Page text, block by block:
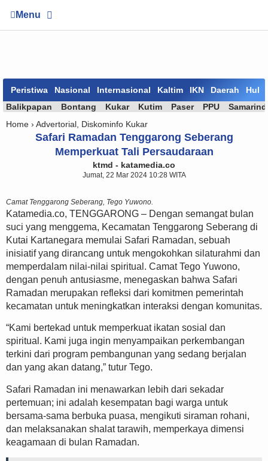
Menu
Peristiwa Nasional Internasional Kaltim IKN Daerah
Balikpapan
Bontang Kukar Kutim Paser PPU
Home › Advertorial Diskominfo Kukar
Safari Ramadan Tenggarong Seberang
Memperkuat Tali Persaudaraan
ktmd - katamedia.co
Jumat, 22 Mar 2024 10:28 WITA
Camat Tenggarong Seberang, Tego Yuwono.
Katamedia.co, TENGGARONG – Dengan semangat bulan
suci yang menggema, Kecamatan Tenggarong Seberang di
Kutai Kartanegara memulai Safari Ramadan, sebuah
inisiatif yang dirancang untuk mengokohkan silaturahmi dan
memperdalam nilai-nilai spiritual. Camat Tego Yuwono,
dengan penuh antusiasme, menegaskan bahwa Safari
Ramadan merupakan refleksi dari komitmen pemerintah
kecamatan untuk meningkatkan interaksi dengan komunitas.
“Kami bertekad untuk memperkuat ikatan sosial dan
spiritual. Kami juga ingin menyampaikan perkembangan
terkini dari program pembangunan yang sedang berjalan
dan yang akan datang,” tutur Tego.
Safari Ramadan ini menawarkan lebih dari sekadar
pertemuan; ini adalah kesempatan bagi warga untuk
bersama-sama berbuka puasa, mengikuti siraman rohani,
dan melaksanakan shalat tarawih, memperkaya dimensi
keagamaan di bulan Ramadan.